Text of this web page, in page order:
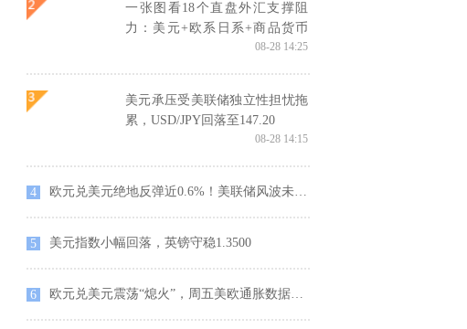
一张图看18个直盘外汇支撑阻
力：美元+欧系日系+商品货币
+新兴货币(2025年8月28日)08-28 14:25
美元承压受美联储独立性担忧拖
累，USD/JPY回落至147.20
08-28 14:15
4 欧元兑美元绝地反弹近0.6%！美联储风波未平，PCE数据定生死？
5 美元指数小幅回落，英镑守稳1.3500
6 欧元兑美元震荡“熄火”，周五美欧通胀数据能否打破僵局？